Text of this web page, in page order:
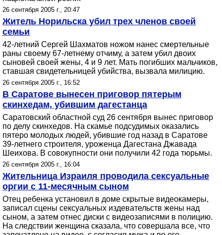
26 сентября 2005 г., 20:47
Житель Норильска убил трех членов своей
семьи
42-летний Сергей Шахматов ножом нанес смертельные
раны своему 67-летнему отчиму, а затем убил двоих
сыновей своей жены, 4 и 9 лет. Мать погибших мальчиков,
ставшая свидетельницей убийства, вызвала милицию.
26 сентября 2005 г., 16:52
В Саратове вынесен приговор пятерым
скинхедам, убившим дагестанца
Саратовский областной суд 26 сентября вынес приговор
по делу скинхедов. На скамье подсудимых оказались
пятеро молодых людей, убившие год назад в Саратове
39-летнего строителя, уроженца Дагестана Джавада
Шеихова. В совокупности они получили 42 года тюрьмы.
26 сентября 2005 г., 16:04
Жительница Израиля проводила сексуальные
оргии с 11-месячным сыном
Отец ребенка установил в доме cкрытые видеокамеры,
записал сцены сексуальных издевательств жены над
сыном, а затем отнес диски с видеозаписями в полицию.
На следствии женщина сказала, что совершала все, что